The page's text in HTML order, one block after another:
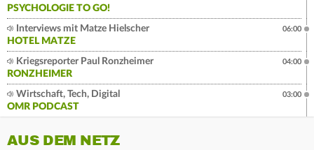
PSYCHOLOGIE TO GO!
Interviews mit Matze Hielscher
HOTEL MATZE
06:00
Kriegsreporter Paul Ronzheimer
RONZHEIMER
04:00
Wirtschaft, Tech, Digital
OMR PODCAST
03:00
AUS DEM NETZ